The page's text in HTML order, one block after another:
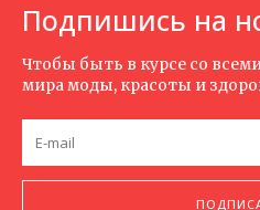
Подпишись на
Чтобы быть в курсе со
мира моды, красоты и